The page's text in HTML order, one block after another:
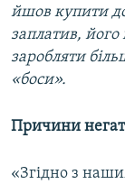
йшов купити
заплатив,
заробляти
«боси».
Причини
«Згідно з